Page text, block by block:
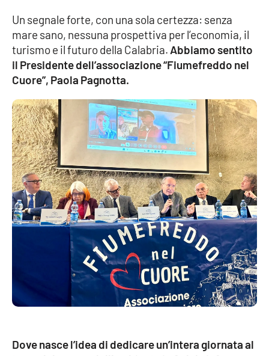
Società
Sport
RUBRICHE
Good Morning Vietnam
Parchi Marini Calabria
Leggendo Alvaro insieme
Imprese Di Calabria
Le perfidie di Antonella Grippo
Venti di comunicazione
STREAMING
Un segnale forte, con una sola certezza: senza
mare sano, nessuna prospettiva per l’economia, il
turismo e il futuro della Calabria. Abbiamo sentito
il Presidente dell’associazione “Fiumefreddo nel
Cuore”, Paola Pagnotta.
Dove nasce l’idea di dedicare un’intera giornata al